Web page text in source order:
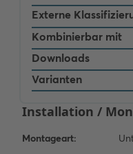
Externe
Kombinierbar mit
Downloads
Varianten